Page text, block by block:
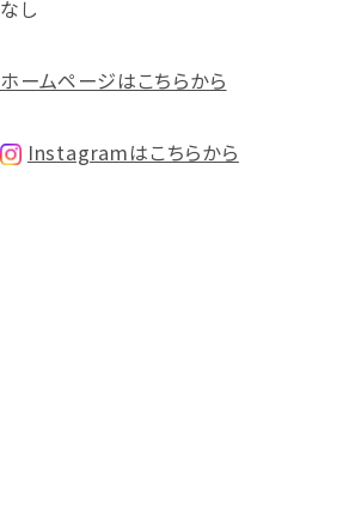
なし
ホームページはこちらから
Instagramはこちらから